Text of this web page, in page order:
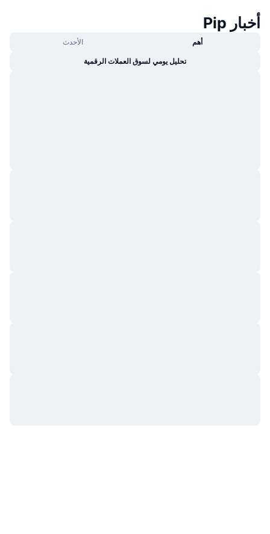
أخبار Pip
أهم الأحدث
تحليل يومي لسوق العملات الرقمية